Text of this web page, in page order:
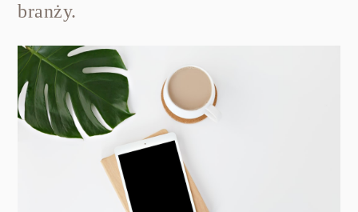
branży.